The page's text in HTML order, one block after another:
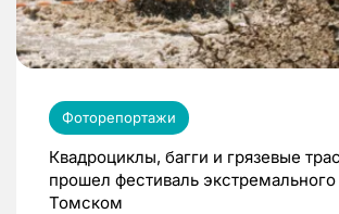
Фоторепортажи
Квадроциклы, багги и грязевые
прошел фестиваль
Томском